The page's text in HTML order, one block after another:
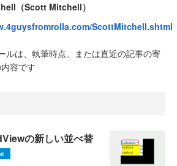
（Scott Mitchell）
ScottMitchell.shtml
ルは、執筆時点、または直近の記事の寄
容です
の新しい並べ替